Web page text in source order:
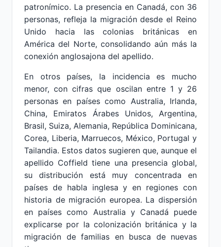
patronímico. La presencia en Canadá, con 36
personas, refleja la migración desde el Reino
Unido hacia las colonias británicas en
América del Norte, consolidando aún más la
conexión anglosajona del apellido.
En otros países, la incidencia es mucho
menor, con cifras que oscilan entre 1 y 26
personas en países como Australia, Irlanda,
China, Emiratos Árabes Unidos, Argentina,
Brasil, Suiza, Alemania, República Dominicana,
Corea, Liberia, Marruecos, México, Portugal y
Tailandia. Estos datos sugieren que, aunque el
apellido Coffield tiene una presencia global,
su distribución está muy concentrada en
países de habla inglesa y en regiones con
historia de migración europea. La dispersión
en países como Australia y Canadá puede
explicarse por la colonización británica y la
migración de familias en busca de nuevas